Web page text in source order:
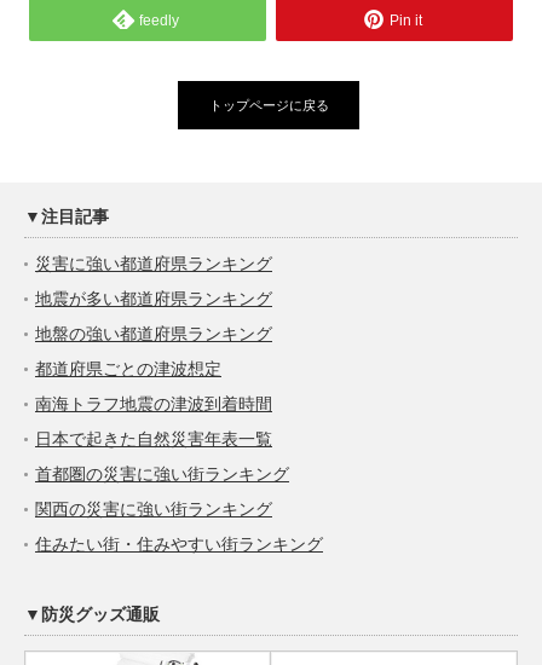
feedly Pin it
トップページに戻る
▼注目記事
災害に強い都道府県ランキング
地震が多い都道府県ランキング
地盤の強い都道府県ランキング
都道府県ごとの津波想定
南海トラフ地震の津波到着時間
日本で起きた自然災害年表一覧
首都圏の災害に強い街ランキング
関西の災害に強い街ランキング
住みたい街・住みやすい街ランキング
▼防災グッズ通販